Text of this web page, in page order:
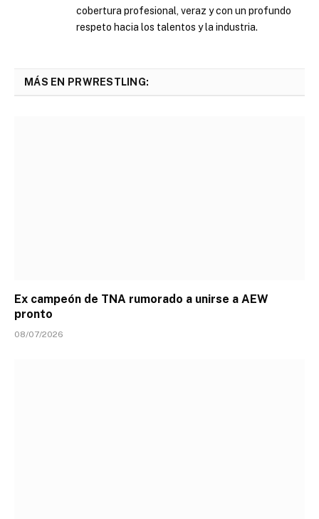
cobertura profesional, veraz y con un profundo
respeto hacia los talentos y la industria.
MÁS EN PRWRESTLING:
Ex campeón de TNA rumorado a unirse a AEW
pronto
08/07/2026